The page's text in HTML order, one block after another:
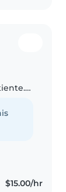
eux,
$15.00/hr